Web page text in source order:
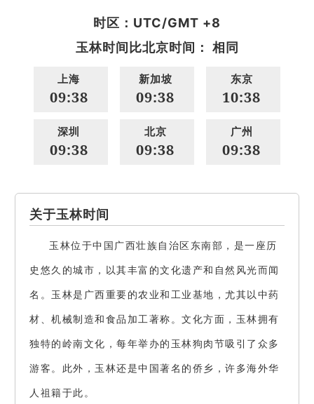
时区：UTC/GMT +8
玉林时间比北京时间： 相同
上海
09:38
新加坡
09:38
东京
10:38
深圳
09:38
北京
09:38
广州
09:38
关于玉林时间
玉林位于中国广西壮族自治区东南部，是一座历
史悠久的城市，以其丰富的文化遗产和自然风光而闻
名。玉林是广西重要的农业和工业基地，尤其以中药
材、机械制造和食品加工著称。文化方面，玉林拥有
独特的岭南文化，每年举办的玉林狗肉节吸引了众多
游客。此外，玉林还是中国著名的侨乡，许多海外华
人祖籍于此。